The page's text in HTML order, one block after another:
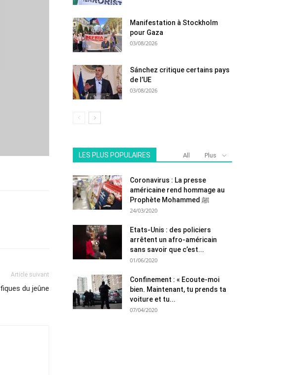
Article suivant
du jeûne
Manifestation à Stockholm
pour Gaza
03/08/2026
Sánchez critique certains pays
de l’UE
03/08/2026
LES PLUS POPULAIRES All Plus
Coronavirus : La presse
américaine rend hommage au
Prophète Mohammed ﷺ
24/03/2020
Etats-Unis : des policiers
arrêtent un afro-américain
sans savoir que c’est...
01/06/2020
Confinement : « Ecoute-moi
bien. Maintenant, tu prends ta
voiture et tu...
07/04/2020